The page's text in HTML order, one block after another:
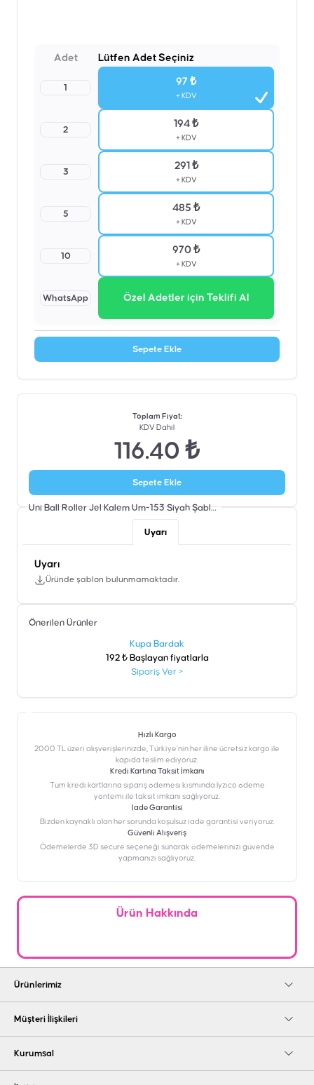
Adet Lütfen Adet Seçiniz
1
97 ₺
+ KDV
2
194 ₺
+ KDV
3
291 ₺
+ KDV
5
485 ₺
+ KDV
10
970 ₺
+ KDV
WhatsApp Özel Adetler için Teklifi Al
Sepete Ekle
Toplam Fiyat:
KDV Dahil
116.40 ₺
Sepete Ekle
Uni Ball Roller Jel Kalem Um-153 Siyah Şablon
Uyarı
Uyarı
Üründe şablon bulunmamaktadır.
Önerilen Ürünler
Kupa Bardak
192 ₺ Başlayan fiyatlarla
Sipariş Ver >
Hızlı Kargo
2000 TL üzeri alışverişlerinizde, Türkiye’nin her iline ücretsiz kargo ile
kapıda teslim ediyoruz.
Kredi Kartına Taksit İmkanı
‎Tüm kredi kartlarına sipariş ödemesi kısmında İyzico ödeme
yöntemi ile taksit imkanı sağlıyoruz.
İade Garantisi
Bizden kaynaklı olan her sorunda koşulsuz iade garantisi veriyoruz.
Güvenli Alışveriş
Ödemelerde 3D secure seçeneği sunarak ödemelerinizi güvende
yapmanızı sağlıyoruz.
Ürün Hakkında
Ürünlerimiz
Müşteri İlişkileri
Kurumsal